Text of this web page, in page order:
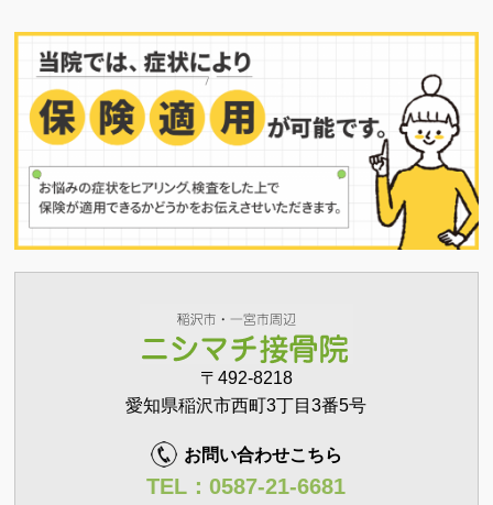
〒492-8218
愛知県稲沢市西町3丁目3番5号
お問い合わせこちら
TEL：0587-21-6681